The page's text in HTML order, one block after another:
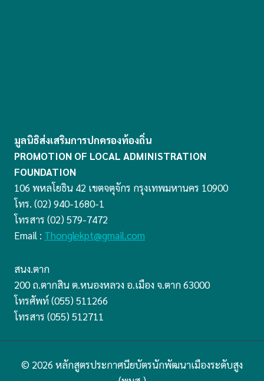
มูลนิธิส่งเสริมการปกครองท้องถิ่น
PROMOTION OF LOCAL ADMINISTRATION
FOUNDATION
106 พหลโยธิน 42 เขตจตุจักร กรุงเทพมหานคร 10900
โทร. (02) 940-1680-1
โทรสาร (02) 579-7472
Email : Thonglekpt@gmail.com
สนง.ตาก
200 ถ.ตากสิน ต.หนองหลวง อ.เมือง จ.ตาก 63000
โทรศัพท์ (055) 511266
โทรสาร (055) 512711
© 2026 หลักสูตรประกาศนียบัตรนักพัฒนาเมืองระดับสูง